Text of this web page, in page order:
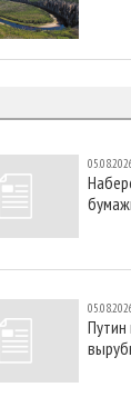
Путин